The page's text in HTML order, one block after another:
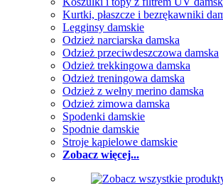
Kurtki, płaszcze i bezrękawniki
Legginsy damskie
Odzież narciarska damska
Odzież przeciwdeszczowa damska
Odzież trekkingowa damska
Odzież treningowa damska
Odzież z wełny merino damska
Odzież zimowa damska
Spodenki damskie
Spodnie damskie
Stroje kąpielowe damskie
Zobacz więcej...